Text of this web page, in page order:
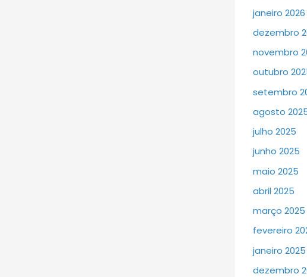
janeiro 2026
dezembro
novembro
outubro
setembro
agosto
julho 2025
junho 2025
maio 2025
abril 2025
março 2025
fevereiro
janeiro 2025
dezembro